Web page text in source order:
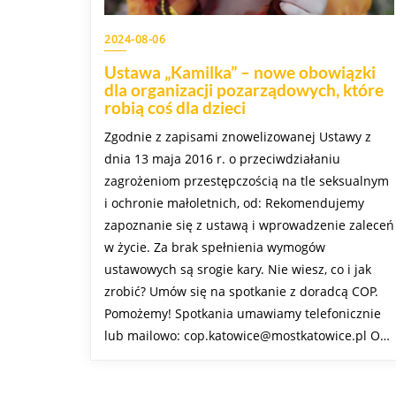
2024-08-06
Ustawa „Kamilka” – nowe obowiązki
dla organizacji pozarządowych, które
robią coś dla dzieci
Zgodnie z zapisami znowelizowanej Ustawy z
dnia 13 maja 2016 r. o przeciwdziałaniu
zagrożeniom przestępczością na tle seksualnym
i ochronie małoletnich, od: Rekomendujemy
zapoznanie się z ustawą i wprowadzenie zaleceń
w życie. Za brak spełnienia wymogów
ustawowych są srogie kary. Nie wiesz, co i jak
zrobić? Umów się na spotkanie z doradcą COP.
Pomożemy! Spotkania umawiamy telefonicznie
lub mailowo: cop.katowice@mostkatowice.pl O…